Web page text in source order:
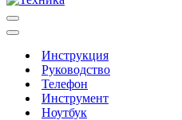
Меню
навигации
Меню
навигацииИнструкция
Руководство
Телефон
Инструмент
Ноутбук